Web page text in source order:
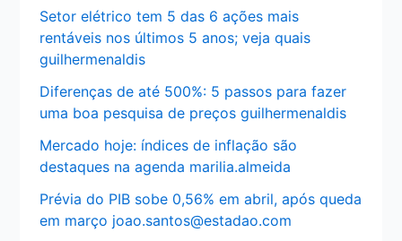
Setor elétrico tem 5 das 6 ações mais
rentáveis nos últimos 5 anos; veja quais
guilhermenaldis
Diferenças de até 500%: 5 passos para fazer
uma boa pesquisa de preços guilhermenaldis
Mercado hoje: índices de inflação são
destaques na agenda marilia.almeida
Prévia do PIB sobe 0,56% em abril, após queda
em março joao.santos@estadao.com